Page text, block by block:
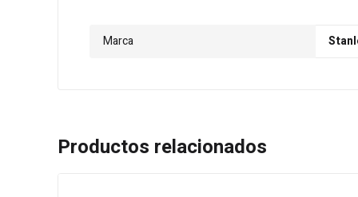
Marca
Productos relacionados